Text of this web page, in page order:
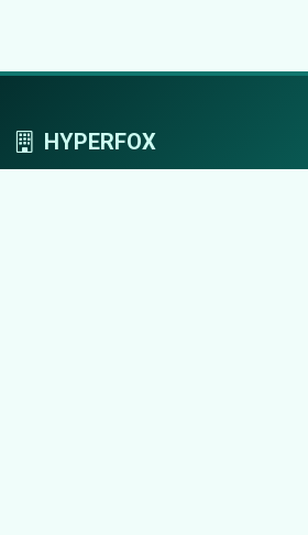
HYPERFOX